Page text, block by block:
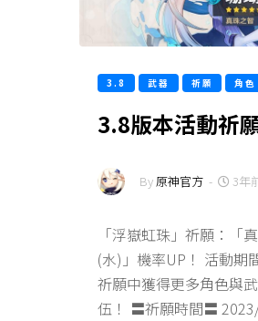
3.8 武器 祈願 角色
3.8版本活動祈
By原神官方 - 3年
「浮嶽虹珠」祈願：
(水)」機率UP！ 活動期
祈願中獲得更多角色與
伍！ 〓祈願時間〓